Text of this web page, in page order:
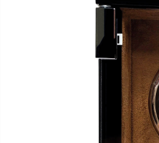
Hộp Khay Kệ Đựng Đồ Trang
Điểm - Mỹ Phẩm Đẹp Sang
- Với nhu cầu làm đẹp ngày càng nhiều của các
chị em phụ nữ thì việc mỗi cá nhân…